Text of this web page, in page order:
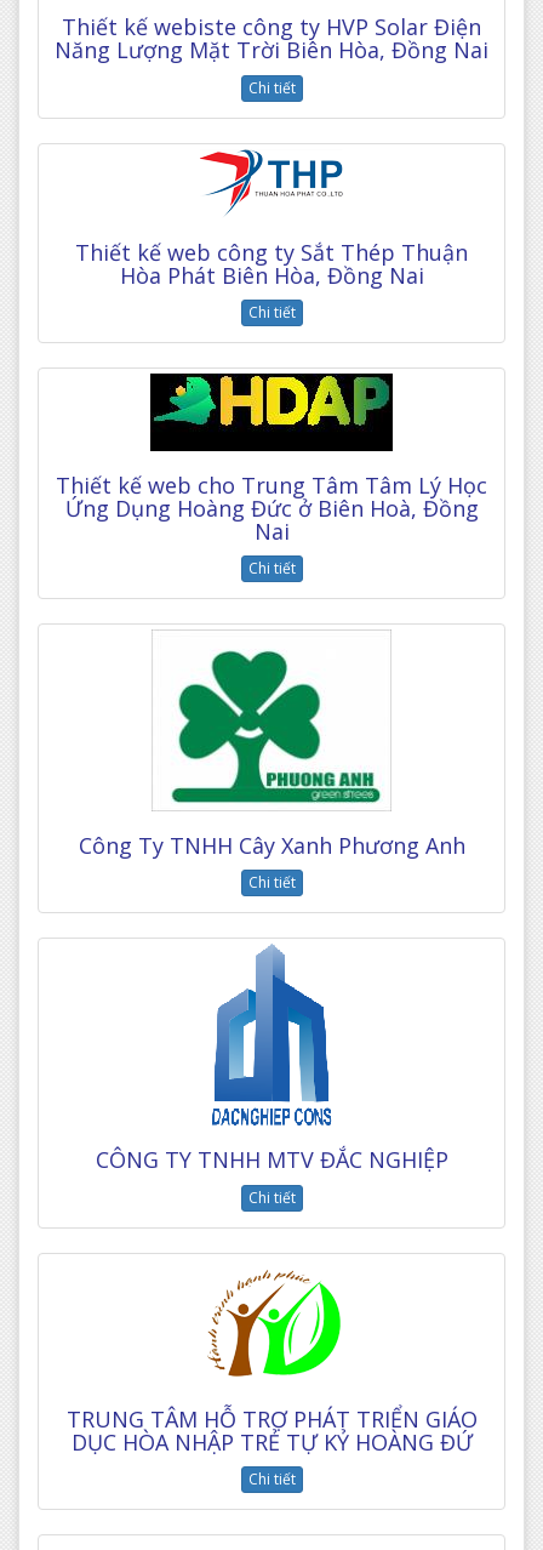
Thiết kế webiste công ty HVP Solar Điện
Năng Lượng Mặt Trời Biên Hòa, Đồng Nai
Chi tiết
Thiết kế web công ty Sắt Thép Thuận
Hòa Phát Biên Hòa, Đồng Nai
Chi tiết
Thiết kế web cho Trung Tâm Tâm Lý Học
Ứng Dụng Hoàng Đức ở Biên Hoà, Đồng
Nai
Chi tiết
Công Ty TNHH Cây Xanh Phương Anh
Chi tiết
CÔNG TY TNHH MTV ĐẮC NGHIỆP
Chi tiết
TRUNG TÂM HỖ TRỢ PHÁT TRIỂN GIÁO
DỤC HÒA NHẬP TRẺ TỰ KỶ HOÀNG ĐỨ
Chi tiết